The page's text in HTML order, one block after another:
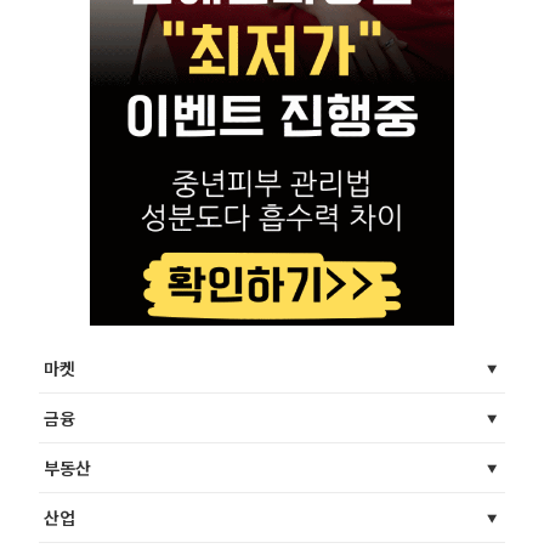
마켓
금융
부동산
산업